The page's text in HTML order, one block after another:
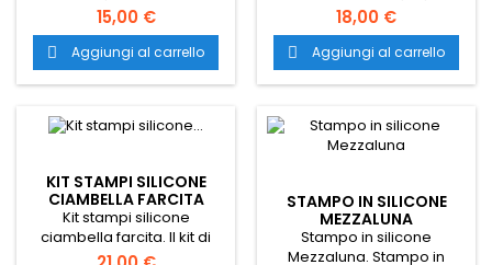
romantiche monoporzioni
a forma di cuore. Ciascuna
cavità è dotata di una
speciale e innovativa
bordatura sulla parte
conferire alle preparazioni
trasporto è gratuito in tutta
Italia.
15,00 €
 Aggiungi al carrello
Gianduia è la soluzione
ideale per creare i vostri
dolci con la classica forma
di "gianduiotto". Il trasporto
è gratuito in tutta Italia.
18,00 €
 Aggiungi al carrello
KIT STAMPI SILICONE
CIAMBELLA FARCITA
Kit stampi silicone
ciambella farcita. Il kit di
stampi in silicone a forma
STAMPO IN SILICONE
MEZZALUNA
Stampo in silicone
Mezzaluna. Stampo in